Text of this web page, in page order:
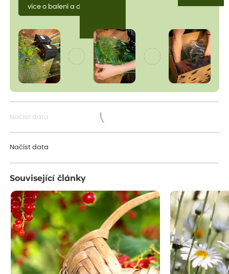
více o balení a dopravě
Načíst data
Načíst data
Související články